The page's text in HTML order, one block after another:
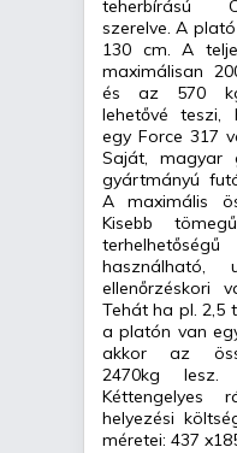
teherbírású
szerelve. A
130 cm. A
maximálisan
és az 570
lehetővé teszi,
egy Force 317
Saját, magyar
gyártmányú
A maximális
Kisebb
használható,
ellenőrzéskori
Tehát ha pl. 2,5
a platón van
akkor az
2470kg
Kéttengelyes
helyezési
méretei: 437